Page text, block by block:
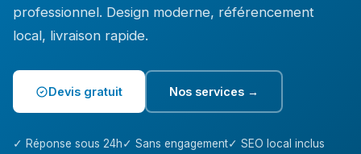
professionnel. Design moderne, référencement
local, livraison rapide.
Devis gratuit Nos services →
✓ Réponse sous 24h✓ Sans engagement✓ SEO local inclus